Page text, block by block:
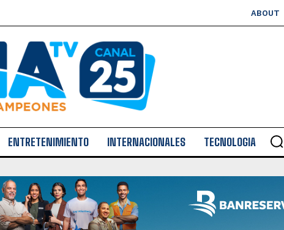
ABOUT
ENTRETENIMIENTO INTERNACIONALES TECNOLOGIA